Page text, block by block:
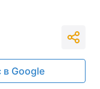
в Google